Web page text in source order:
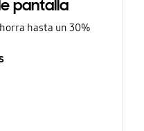
pantalla
hasta un 30%